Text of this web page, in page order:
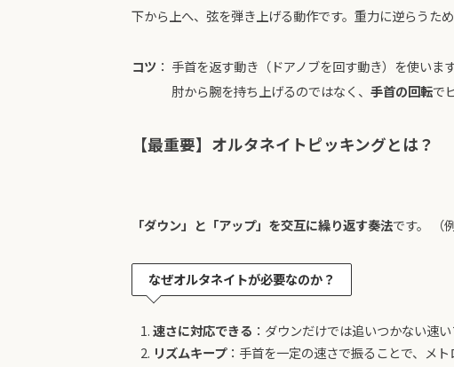
下から上へ、弦を弾き上げる動作です。重力に逆らうた
コツ ： 手首を返す動き（ドアノブを回す動き）を使います
肘から腕を持ち上げるのではなく、 手首の回転で
【最重要】オルタネイトピッキングとは？
「ダウン」と「アップ」を交互に繰り返す奏法です。
なぜオルタネイトが必要なのか？
速さに対応できる ：ダウンだけでは追いつかない速
リズムキープ：手首を一定の速さで振ることで、メ